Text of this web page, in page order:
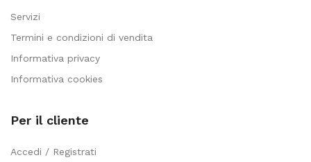
Servizi
Termini e condizioni di vendita
Informativa privacy
Informativa cookies
Per il cliente
Accedi / Registrati